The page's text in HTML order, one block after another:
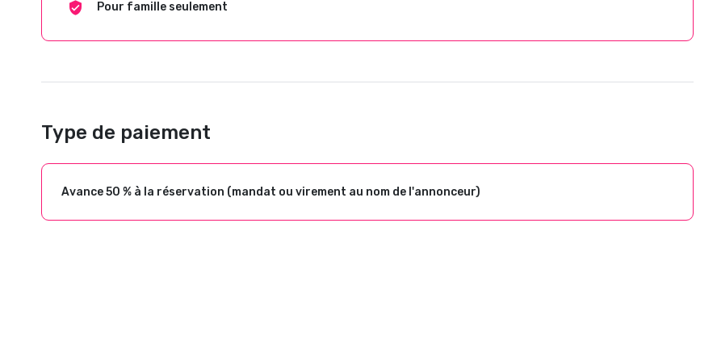
Pour famille seulement
Type de paiement
Avance 50 % à la réservation (mandat ou virement au nom de l'annonceur)